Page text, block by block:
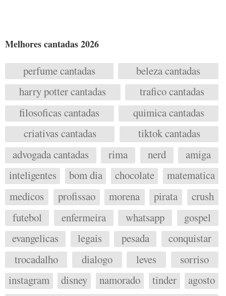
Melhores cantadas 2026
perfume cantadas
beleza cantadas
harry potter cantadas
trafico cantadas
filosoficas cantadas
quimica cantadas
criativas cantadas
tiktok cantadas
advogada cantadas
rima nerd
amiga
inteligentes
bom dia chocolate
matematica
medicos
profissao morena pirata
crush
futebol
enfermeira whatsapp
gospel
evangelicas
legais pesada
conquistar
trocadalho
dialogo leves
sorriso
instagram
disney namorado tinder
agosto